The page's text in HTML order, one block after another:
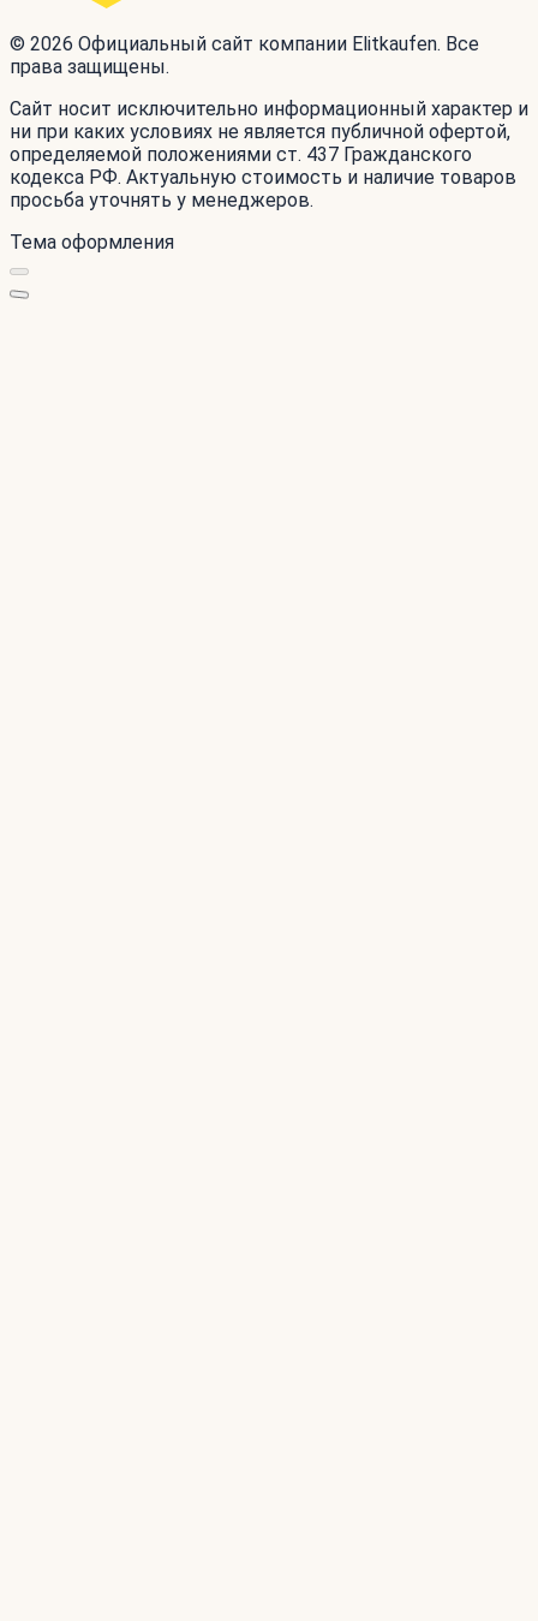
© 2026 Официальный сайт компании Elitkaufen. Все
права защищены.
Сайт носит исключительно информационный характер и
ни при каких условиях не является публичной офертой,
определяемой положениями ст. 437 Гражданского
кодекса РФ. Актуальную стоимость и наличие товаров
просьба уточнять у менеджеров.
Тема оформления